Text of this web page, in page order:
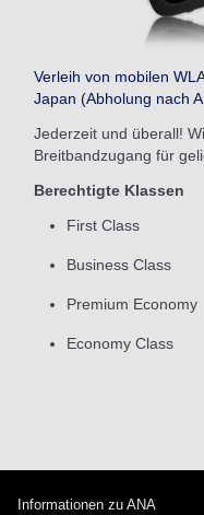
Verleih von mobilen
Japan (Abholung nach
Jederzeit und überall!
Breitbandzugang für
Berechtigte Klassen
First Class
Business Class
Premium Economy
Economy Class
Informationen zu ANA